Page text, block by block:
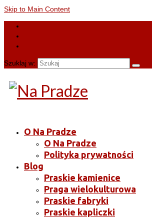
Skip to Main Content
Szuklaj w:
O Na Pradze
O Na Pradze
Polityka prywatności
Blog
Praskie kamienice
Praga wielokulturowa
Praskie fabryki
Praskie kapliczki